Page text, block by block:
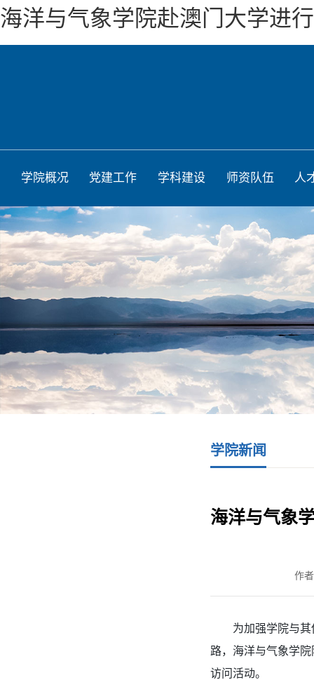
海洋与气象学院赴澳门大学进
学院概况 党建工作 学科建设 师资队伍 人
学院新闻
海洋与气象
作
为加强学院与
路，海洋与气象学
访问活动。